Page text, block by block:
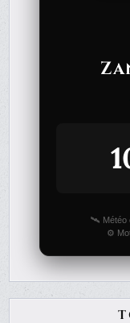
🛰️ Météo
⚙️